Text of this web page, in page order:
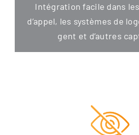
Inté­gra­ti­on faci­le dans
d’appel, les sys­tè­mes de
gent et d’autres